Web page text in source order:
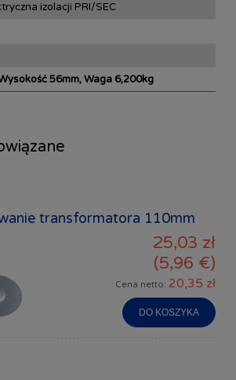
izolacji PRI/SEC
56mm, Waga 6,200kg
transformatora 110mm
25,03 zł
(5,96 €)
Cena netto: 20,35 zł
DO KOSZYKA